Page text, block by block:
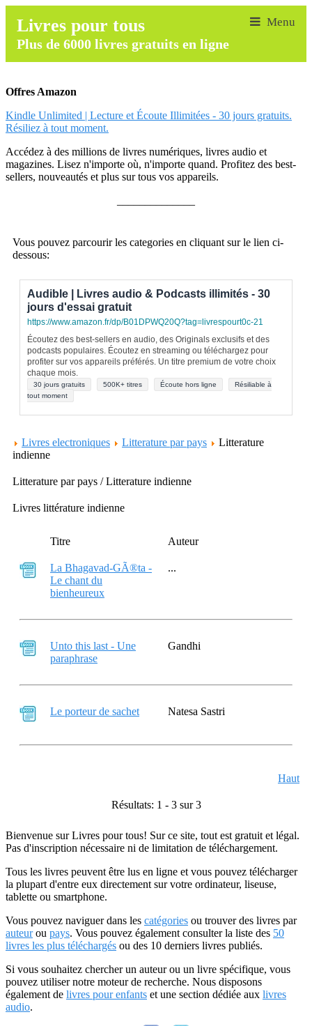
Livres pour tous
Plus de 6000 livres gratuits en ligne
Offres Amazon
Kindle Unlimited | Lecture et Écoute Illimitées - 30 jours gratuits.
Résiliez à tout moment.
Accédez à des millions de livres numériques, livres audio et
magazines. Lisez n'importe où, n'importe quand. Profitez des best-
sellers, nouveautés et plus sur tous vos appareils.
Vous pouvez parcourir les categories en cliquant sur le lien ci-
dessous:
Audible | Livres audio & Podcasts illimités - 30
jours d'essai gratuit
https://www.amazon.fr/dp/B01DPWQ20Q?tag=livrespourt0c-21
Écoutez des best-sellers en audio, des Originals exclusifs et des
podcasts populaires. Écoutez en streaming ou téléchargez pour
profiter sur vos appareils préférés. Un titre premium de votre choix
chaque mois.
30 jours gratuits 500K+ titres Écoute hors ligne
Résiliable à
tout moment
Livres electroniques Litterature par pays
Litterature
indienne
Litterature par pays / Litterature indienne
Livres littérature indienne
Titre Auteur
La Bhagavad-GÃ®ta -
Le chant du
bienheureux
...
Unto this last - Une
paraphrase
Gandhi
Le porteur de sachet Natesa Sastri
Haut
Résultats: 1 - 3 sur 3
Bienvenue sur Livres pour tous! Sur ce site, tout est gratuit et légal.
Pas d'inscription nécessaire ni de limitation de téléchargement.
Tous les livres peuvent être lus en ligne et vous pouvez télécharger
la plupart d'entre eux directement sur votre ordinateur, liseuse,
tablette ou smartphone.
Vous pouvez naviguer dans les catégories ou trouver des livres par
auteurou pays. Vous pouvez également consulter la liste des 50
livres les plus téléchargés ou des 10 derniers livres publiés.
Si vous souhaitez chercher un auteur ou un livre spécifique, vous
pouvez utiliser notre moteur de recherche. Nous disposons
également de livres pour enfants et une section dédiée aux livres
audio.